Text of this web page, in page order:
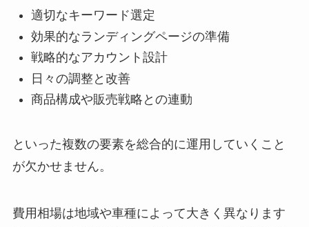
適切なキーワード選定
効果的なランディングページの準備
戦略的なアカウント設計
日々の調整と改善
商品構成や販売戦略との連動
といった複数の要素を総合的に運用していくこと
が欠かせません。
費用相場は地域や車種によって大きく異なります